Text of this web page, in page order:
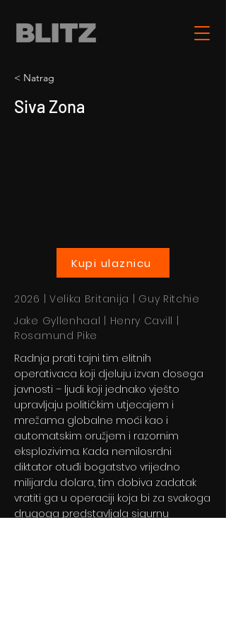
< Natrag
Siva Zona
Kupi ulaznicu
2026 | Velika Britanija | Guy Ritchie
Jake Gyllenhaal | Henry Cavill |
Rosamund Pike
Radnja prati tajni tim elitnih
operativaca koji djeluju izvan dosega
javnosti – ljudi koji jednako vješto
upravljaju političkim utjecajem i
mrežama globalne moći kao i
automatskim oružjem i razornim
eksplozivima. Kada nemilosrdni
diktator otuđi bogatstvo vrijedno
milijardu dolara, tim dobiva zadatak
vratiti ga u operaciji koja bi za svakoga
drugoga predstavljala sigurnu